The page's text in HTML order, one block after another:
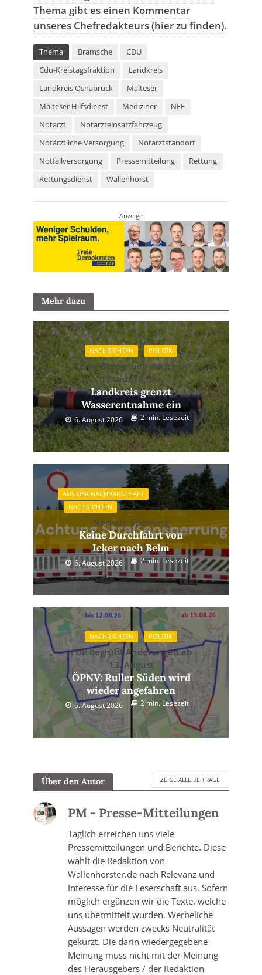
Thema gibt es einen Kommentar
unseres Chefredakteurs (hier zu finden).
Thema Bramsche
CDU
Cdu-Kreistagsfraktion
Landkreis
Landkreis Osnabrück
Malteser
Malteser Hilfsdienst
Mediziner
NEF
Notarzt
Notarzteinsatzfahrzeug
Notärztliche Versorgung
Notarztstandort
Notfallversorgung
Pressemitteilung
Rettung
Rettungsdienst
Wallenhorst
Anzeige
Mehr dazu
NACHRICHTEN POLITIK
Keine Beregnung zwischen
12 und 18 Uhr
Landkreis grenzt
Wasserentnahme ein
6. August 2026 2 min. Lesezeit
AUS DER NACHBARSCHAFT
NACHRICHTEN
Nächste Sperrung
Keine Durchfahrt von
Icker nach Belm
6. August 2026 2 min. Lesezeit
NACHRICHTEN POLITIK
FDP begrüßt Änderungen ab
13. August
ÖPNV: Ruller Süden wird
wieder angefahren
6. August 2026 2 min. Lesezeit
Über den Autor ZEIGE ALLE BEITRÄGE
PM - Presse-Mitteilungen
Täglich erreichen uns viele
Pressemitteilungen und Berichte. Diese
wählt die Redaktion von
Wallenhorster.de nach Relevanz und
Interesse für die Leserschaft aus. Sofern
möglich ergänzen wir die Texte, welche
uns übermittelt wurden. Werbeliche
Aussagen werden zwecks Neutralität
gekürzt. Die darin wiedergegebene
Meinung muss nicht mit der Meinung
des Herausgebers / der Redaktion